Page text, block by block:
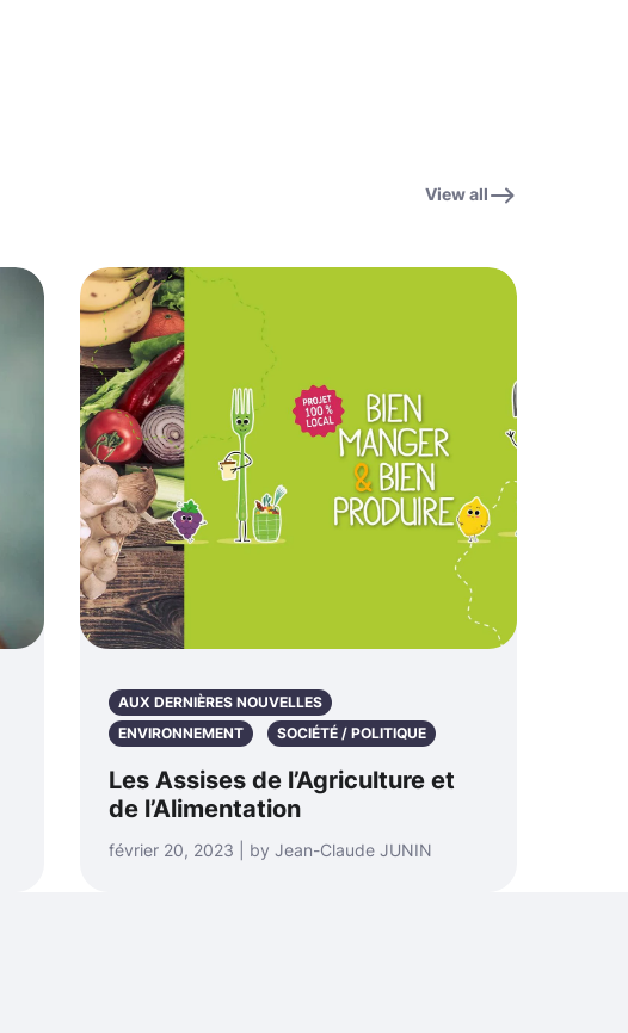
View all
AUX DERNIÈRES NOUVELLES
ENVIRONNEMENT
SOCIÉTÉ / POLITIQUE
Les Assises de l’Agriculture et
de l’Alimentation
février 20, 2023 | by Jean-Claude JUNIN